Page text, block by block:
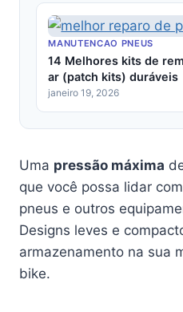
MANUTENCAO PNEUS
14 Melhores kits de
ar (patch kits) duráveis
janeiro 19, 2026
Uma pressão máxima
que você possa lidar
pneus e outros
Designs leves e
armazenamento na sua
bike.